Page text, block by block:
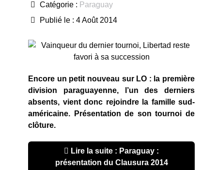
Catégorie : Paraguay
Publié le : 4 Août 2014
Encore un petit nouveau sur LO : la première
division paraguayenne, l’un des derniers
absents, vient donc rejoindre la famille sud-
américaine. Présentation de son tournoi de
clôture.
Lire la suite : Paraguay :
présentation du Clausura 2014